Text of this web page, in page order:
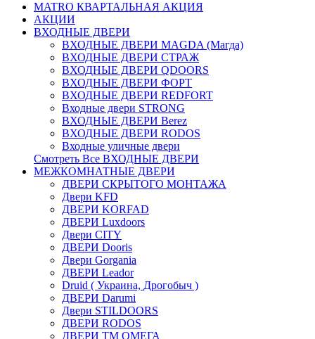
MATRO КВАРТАЛЬНАЯ АКЦИЯ
АКЦИИ
ВХОДНЫЕ ДВЕРИ
ВХОДНЫЕ ДВЕРИ МAGDA (Магда)
ВХОДНЫЕ ДВЕРИ СТРАЖ
ВХОДНЫЕ ДВЕРИ QDOORS
ВХОДНЫЕ ДВЕРИ ФОРТ
ВХОДНЫЕ ДВЕРИ REDFORT
Входные двери STRONG
ВХОДНЫЕ ДВЕРИ Berez
ВХОДНЫЕ ДВЕРИ RODOS
Входные уличные двери
Смотреть Все ВХОДНЫЕ ДВЕРИ
МЕЖКОМНАТНЫЕ ДВЕРИ
ДВЕРИ СКРЫТОГО МОНТАЖА
Двери KFD
ДВЕРИ KORFAD
ДВЕРИ Luxdoors
Двери CITY
ДВЕРИ Dooris
Двери Gorgania
ДВЕРИ Leador
Druid ( Украина, Дрогобыч )
ДВЕРИ Darumi
Двери STILDOORS
ДВЕРИ RODOS
ДВЕРИ ТМ ОМЕГА